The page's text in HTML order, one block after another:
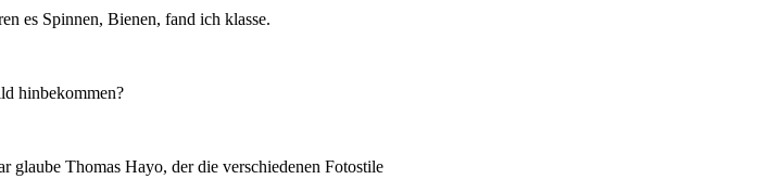
es Spinnen, Bienen, fand ich klasse.
hinbekommen?
glaube Thomas Hayo, der die verschiedenen Fotostile